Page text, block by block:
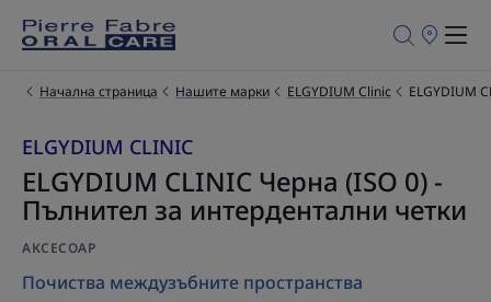
Търговски
продажба
Начална страница Нашите марки ELGYDIUM Clinic ELGYDIUM
ELGYDIUM CLINIC
ELGYDIUM CLINIC Черна (ISO 0) -
Пълнител за интердентални четки
АКСЕСОАР
Почиства междузъбните пространства